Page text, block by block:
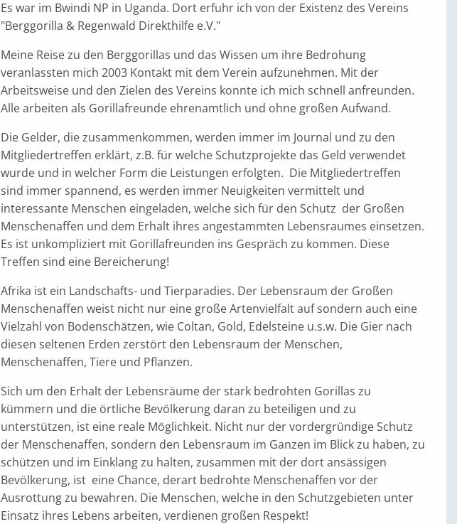
Es war im Bwindi NP in Uganda. Dort erfuhr ich von der Existenz des Vereins
"Berggorilla & Regenwald Direkthilfe e.V."
Meine Reise zu den Berggorillas und das Wissen um ihre Bedrohung
veranlassten mich 2003 Kontakt mit dem Verein aufzunehmen. Mit der
Arbeitsweise und den Zielen des Vereins konnte ich mich schnell anfreunden.
Alle arbeiten als Gorillafreunde ehrenamtlich und ohne großen Aufwand.
Die Gelder, die zusammenkommen, werden immer im Journal und zu den
Mitgliedertreffen erklärt, z.B. für welche Schutzprojekte das Geld verwendet
wurde und in welcher Form die Leistungen erfolgten. Die Mitgliedertreffen
sind immer spannend, es werden immer Neuigkeiten vermittelt und
interessante Menschen eingeladen, welche sich für den Schutz der Großen
Menschenaffen und dem Erhalt ihres angestammten Lebensraumes einsetzen.
Es ist unkompliziert mit Gorillafreunden ins Gespräch zu kommen. Diese
Treffen sind eine Bereicherung!
Afrika ist ein Landschafts- und Tierparadies. Der Lebensraum der Großen
Menschenaffen weist nicht nur eine große Artenvielfalt auf sondern auch eine
Vielzahl von Bodenschätzen, wie Coltan, Gold, Edelsteine u.s.w. Die Gier nach
diesen seltenen Erden zerstört den Lebensraum der Menschen,
Menschenaffen, Tiere und Pflanzen.
Sich um den Erhalt der Lebensräume der stark bedrohten Gorillas zu
kümmern und die örtliche Bevölkerung daran zu beteiligen und zu
unterstützen, ist eine reale Möglichkeit. Nicht nur der vordergründige Schutz
der Menschenaffen, sondern den Lebensraum im Ganzen im Blick zu haben, zu
schützen und im Einklang zu halten, zusammen mit der dort ansässigen
Bevölkerung, ist eine Chance, derart bedrohte Menschenaffen vor der
Ausrottung zu bewahren. Die Menschen, welche in den Schutzgebieten unter
Einsatz ihres Lebens arbeiten, verdienen großen Respekt!